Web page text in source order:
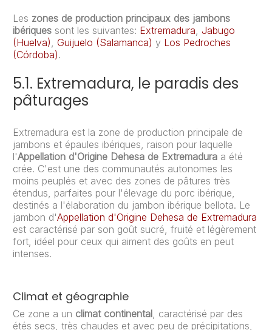
Les zones de production principaux des jambons
ibériques sont les suivantes: Extremadura, Jabugo
(Huelva), Guijuelo (Salamanca) y Los Pedroches
(Córdoba).
5.1. Extremadura, le paradis des
pâturages
Extremadura est la zone de production principale de
jambons et épaules ibériques, raison pour laquelle
l'Appellation d'Origine Dehesa de Extremadura a été
crée. C'est une des communautés autonomes les
moins peuplés et avec des zones de pâtures très
étendus, parfaites pour l'élevage du porc ibérique,
destinés a l'élaboration du jambon ibérique bellota. Le
jambon d'Appellation d'Origine Dehesa de Extremadura
est caractérisé par son goût sucré, fruité et légèrement
fort, idéel pour ceux qui aiment des goûts en peut
intenses.
Climat et géographie
Ce zone a un climat continental, caractérisé par des
étés secs, très chaudes et avec peu de précipitations,